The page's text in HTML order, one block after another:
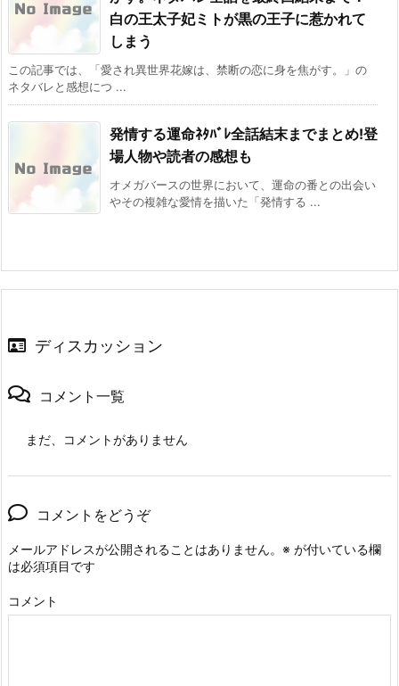
白の王太子妃ミトが黒の王子に惹かれて
しまう
この記事では、「愛され異世界花嫁は、禁断の恋に身を焦がす。」の
ネタバレと感想につ ...
発情する運命ﾈﾀﾊﾞﾚ全話結末までまとめ!登
場人物や読者の感想も
オメガバースの世界において、運命の番との出会い
やその複雑な愛情を描いた「発情する ...
ディスカッション
コメント一覧
まだ、コメントがありません
コメントをどうぞ
メールアドレスが公開されることはありません。 ※ が付いている欄
は必須項目です
コメント